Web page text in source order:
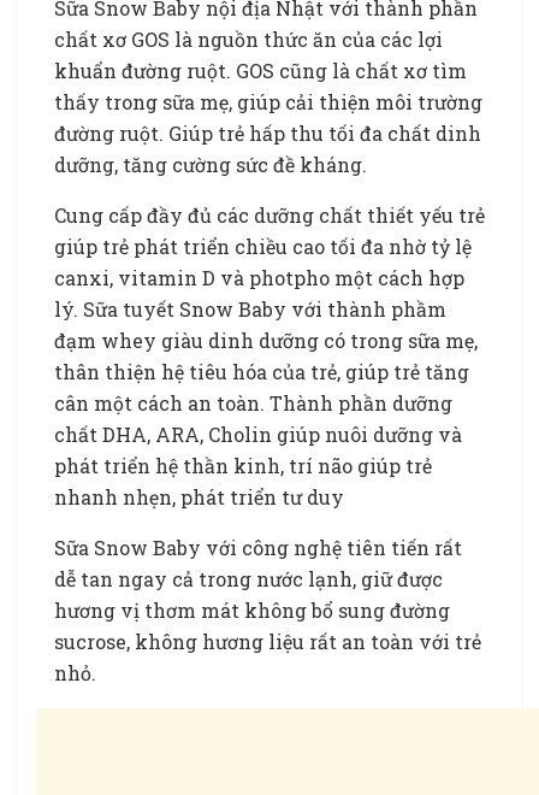
Sữa Snow Baby nội địa Nhật với thành phần
chất xơ GOS là nguồn thức ăn của các lợi
khuẩn đường ruột. GOS cũng là chất xơ tìm
thấy trong sữa mẹ, giúp cải thiện môi trường
đường ruột. Giúp trẻ hấp thu tối đa chất dinh
dưỡng, tăng cường sức đề kháng.
Cung cấp đầy đủ các dưỡng chất thiết yếu trẻ
giúp trẻ phát triển chiều cao tối đa nhờ tỷ lệ
canxi, vitamin D và photpho một cách hợp
lý. Sữa tuyết Snow Baby với thành phầm
đạm whey giàu dinh dưỡng có trong sữa mẹ,
thân thiện hệ tiêu hóa của trẻ, giúp trẻ tăng
cân một cách an toàn. Thành phần dưỡng
chất DHA, ARA, Cholin giúp nuôi dưỡng và
phát triển hệ thần kinh, trí não giúp trẻ
nhanh nhẹn, phát triển tư duy
Sữa Snow Baby với công nghệ tiên tiến rất
dễ tan ngay cả trong nước lạnh, giữ được
hương vị thơm mát không bổ sung đường
sucrose, không hương liệu rất an toàn với trẻ
nhỏ.